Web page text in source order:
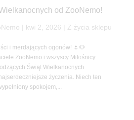
od ZooNemo!
kwi 2, 2026 Z życia sklepu
i merdających ogonów! 🌷🐶
ZooNemo i wszyscy Miłośnicy
Świąt Wielkanocnych
życzenia. Niech ten
spokojem,...